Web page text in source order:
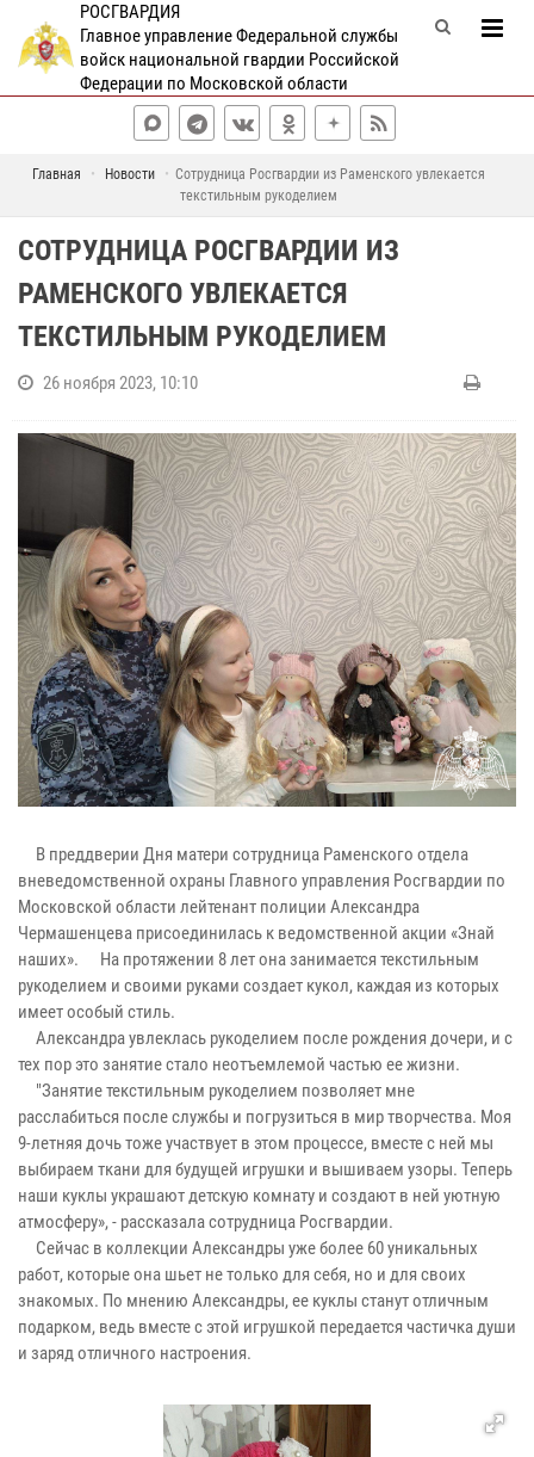
РОСГВАРДИЯ
Главное управление Федеральной службы
войск национальной гвардии Российской
Федерации по Московской области
Главная Новости
Сотрудница Росгвардии из Раменского увлекается
текстильным рукоделием
СОТРУДНИЦА РОСГВАРДИИ ИЗ
РАМЕНСКОГО УВЛЕКАЕТСЯ
ТЕКСТИЛЬНЫМ РУКОДЕЛИЕМ
26 ноября 2023, 10:10
В преддверии Дня матери сотрудница Раменского отдела
вневедомственной охраны Главного управления Росгвардии по
Московской области лейтенант полиции Александра
Чермашенцева присоединилась к ведомственной акции «Знай
наших». На протяжении 8 лет она занимается текстильным
рукоделием и своими руками создает кукол, каждая из которых
имеет особый стиль.
Александра увлеклась рукоделием после рождения дочери, и с
тех пор это занятие стало неотъемлемой частью ее жизни.
"Занятие текстильным рукоделием позволяет мне
расслабиться после службы и погрузиться в мир творчества. Моя
9-летняя дочь тоже участвует в этом процессе, вместе с ней мы
выбираем ткани для будущей игрушки и вышиваем узоры. Теперь
наши куклы украшают детскую комнату и создают в ней уютную
атмосферу», - рассказала сотрудница Росгвардии.
Сейчас в коллекции Александры уже более 60 уникальных
работ, которые она шьет не только для себя, но и для своих
знакомых. По мнению Александры, ее куклы станут отличным
подарком, ведь вместе с этой игрушкой передается частичка души
и заряд отличного настроения.